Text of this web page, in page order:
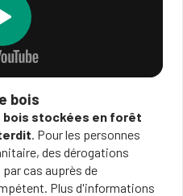
bois
bois stockées en forêt
. Pour les personnes
des dérogations
cas auprès de
Plus d'informations